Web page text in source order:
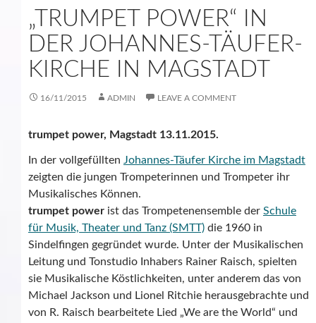
„TRUMPET POWER“ IN
DER JOHANNES-TÄUFER-
KIRCHE IN MAGSTADT
16/11/2015 ADMIN LEAVE A COMMENT
trumpet power, Magstadt 13.11.2015.
In der vollgefüllten Johannes-Täufer Kirche im Magstadt
zeigten die jungen Trompeterinnen und Trompeter ihr
Musikalisches Können.
trumpet power ist das Trompetenensemble der Schule
für Musik, Theater und Tanz (SMTT) die 1960 in
Sindelfingen gegründet wurde. Unter der Musikalischen
Leitung und Tonstudio Inhabers Rainer Raisch, spielten
sie Musikalische Köstlichkeiten, unter anderem das von
Michael Jackson und Lionel Ritchie herausgebrachte und
von R. Raisch bearbeitete Lied „We are the World“ und